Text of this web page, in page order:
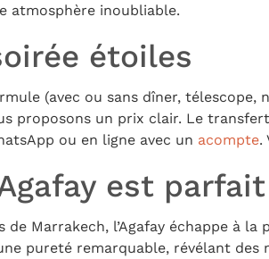
atmosphère inoubliable.
étoiles
(avec ou sans dîner, télescope,
proposons un prix clair. Le
ou en ligne avec un acompte.
est
de Marrakech, l’Agafay échappe à
pureté remarquable, révélant des